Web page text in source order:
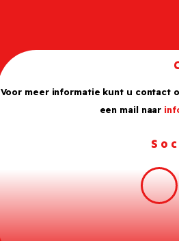
Voor meer informatie kunt u contact
een mail naar